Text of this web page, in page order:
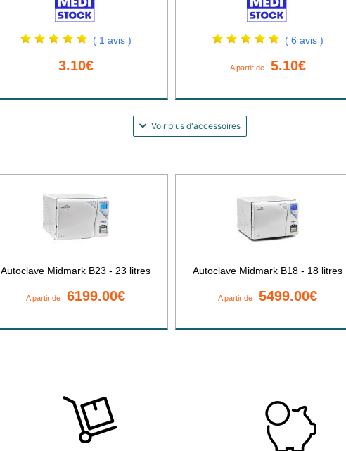
( 1 avis )
3.10€
( 6 avis )
A partir de 5.10€
Voir plus d'accessoires
Autoclave Midmark B23 - 23 litres
A partir de6199.00€
Autoclave Midmark B18 - 18 litres
A partir de5499.00€